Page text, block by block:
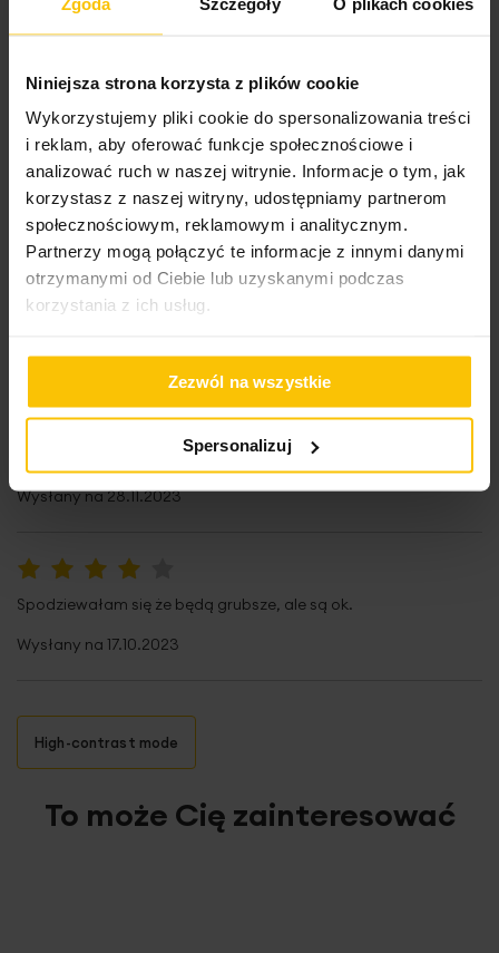
Niniejsza strona korzysta z plików cookie
Wykorzystujemy pliki cookie do spersonalizowania treści
i reklam, aby oferować funkcje społecznościowe i
analizować ruch w naszej witrynie. Informacje o tym, jak
korzystasz z naszej witryny, udostępniamy partnerom
społecznościowym, reklamowym i analitycznym.
Partnerzy mogą połączyć te informacje z innymi danymi
otrzymanymi od Ciebie lub uzyskanymi podczas
korzystania z ich usług.
Zezwól na wszystkie
Spersonalizuj
trakcie użytkowania ręczników pylenie całkowicie ustępuje, jednocześnie zwiększa
się ich puszystość i chłonność.
Wysłany na11.11.2024
Bardzo przyjemne ręczniki, mięsiste. Kolor na zdjęciu lekko
odbiega niż na żywo ale na plus, jest bardziej wyrazisty. Jestem
bardzo zadowolona.
Wysłany na19.04.2024
100%
Przyjemny w użytkowaniu. Dobrze wchłania wodę.
Wysłany na28.11.2023
Spodziewałam się że będą grubsze, ale są ok.
Wysłany na 17.10.2023
High-contrast mode
To może Cię zainteresować